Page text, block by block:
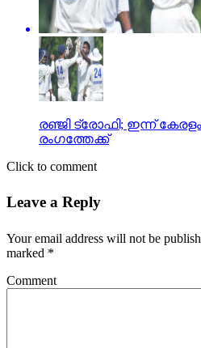
രഞ്ജി ട്രോഫി; ഇന്ന്
രംഗത്തേക്ക്
Click to comment
Leave a Reply
Your email address will not be
marked *
Comment